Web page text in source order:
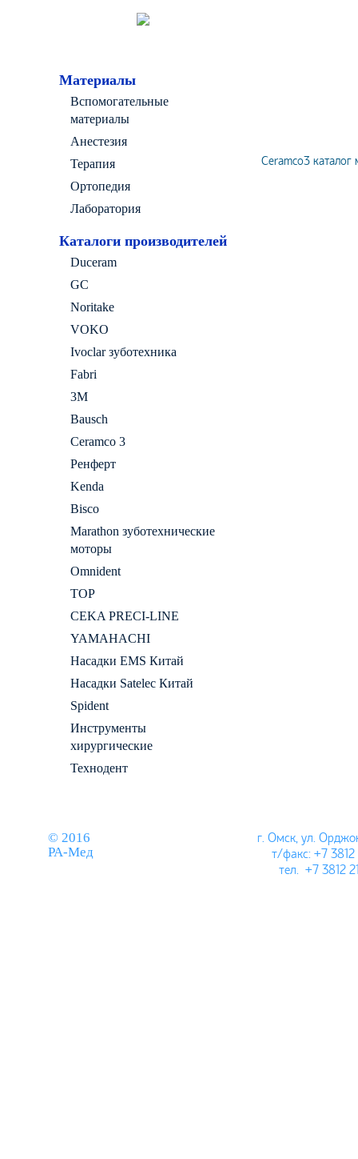
Материалы
Вспомогательные
материалы
Анестезия
Терапия
Ортопедия
Лаборатория
Каталоги производителей
Duceram
GC
Noritake
VOKO
Ivoclar зуботехника
Fabri
3M
Bausch
Ceramco 3
Ренферт
Kenda
Bisco
Marathon зуботехнические
моторы
Omnident
ТОР
CEKA PRECI-LINE
YAMAHACHI
Насадки EMS Китай
Насадки Satelec Китай
Spident
Инструменты
хирургические
Технодент
Ceramco3 каталог
© 2016
РА-Мед
г. Омск, ул.
т/факс: +7 3812
тел. +7 3812